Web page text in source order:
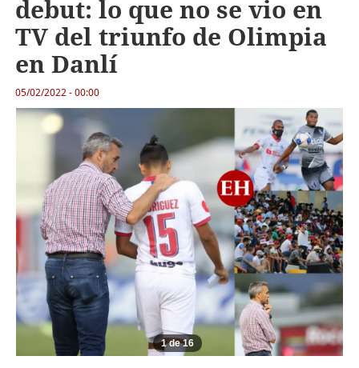
debut: lo que no se vio en
TV del triunfo de Olimpia
en Danlí
05/02/2022 - 00:00
1 de 16